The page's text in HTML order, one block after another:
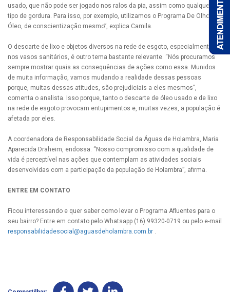
usado, que não pode ser jogado nos ralos da pia, assim como qualquer
tipo de gordura. Para isso, por exemplo, utilizamos o Programa De Olho no
Óleo, de conscientização mesmo”, explica Camila.
O descarte de lixo e objetos diversos na rede de esgoto, especialmente
nos vasos sanitários, é outro tema bastante relevante. “Nós procuramos
sempre mostrar quais as consequências de ações como essa. Munidos
de muita informação, vamos mudando a realidade dessas pessoas
porque, muitas dessas atitudes, são prejudiciais a eles mesmos”,
comenta o analista. Isso porque, tanto o descarte de óleo usado e de lixo
na rede de esgoto provocam entupimentos e, muitas vezes, a população é
afetada por eles.
A coordenadora de Responsabilidade Social da Águas de Holambra, Maria
Aparecida Draheim, endossa. “Nosso compromisso com a qualidade de
vida é perceptível nas ações que contemplam as atividades sociais
desenvolvidas com a participação da população de Holambra”, afirma.
ENTRE EM CONTATO
Ficou interessando e quer saber como levar o Programa Afluentes para o
seu bairro? Entre em contato pelo Whatsapp (16) 99320-0719 ou pelo e-mail
responsabilidadesocial@aguasdeholambra.com.br .